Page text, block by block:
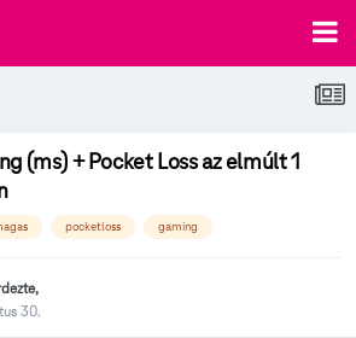
(ms) + Pocket Loss az elmúlt 1
pocketloss gaming
30.